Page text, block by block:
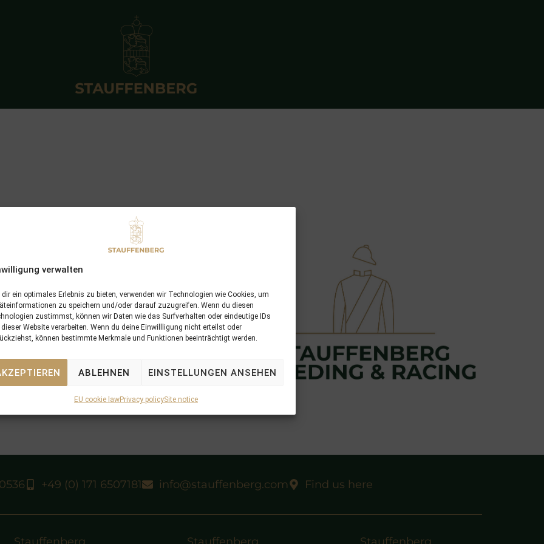
verwalten
dir ein optimales Erlebnis zu bieten, verwenden wir Technologien wie Cookies, um
zu speichern und/oder darauf zuzugreifen. Wenn du diesen
zustimmst, können wir Daten wie das Surfverhalten oder eindeutige IDs
Website verarbeiten. Wenn du deine Einwillligung nicht erteilst oder
können bestimmte Merkmale und Funktionen beeinträchtigt werden.
ABLEHNEN EINSTELLUNGEN ANSEHEN
EU cookie lawPrivacy policySite notice
+49 (0) 171 6507181 info@stauffenberg.com Find us here